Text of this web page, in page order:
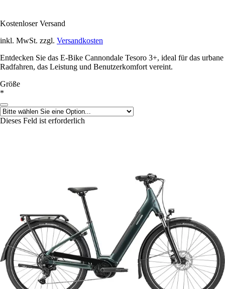
Kostenloser Versand
inkl. MwSt. zzgl. Versandkosten
Entdecken Sie das E-Bike Cannondale Tesoro 3+, ideal für das urbane
Radfahren, das Leistung und Benutzerkomfort vereint.
Größe
*
Dieses Feld ist erforderlich